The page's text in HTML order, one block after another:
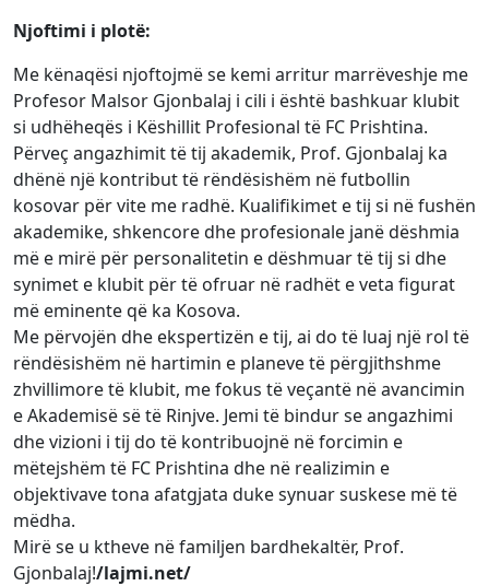
Njoftimi i plotë:
Me kënaqësi njoftojmë se kemi arritur marrëveshje me
Profesor Malsor Gjonbalaj i cili i është bashkuar klubit
si udhëheqës i Këshillit Profesional të FC Prishtina.
Përveç angazhimit të tij akademik, Prof. Gjonbalaj ka
dhënë një kontribut të rëndësishëm në futbollin
kosovar për vite me radhë. Kualifikimet e tij si në fushën
akademike, shkencore dhe profesionale janë dëshmia
më e mirë për personalitetin e dëshmuar të tij si dhe
synimet e klubit për të ofruar në radhët e veta figurat
më eminente që ka Kosova.
Me përvojën dhe ekspertizën e tij, ai do të luaj një rol të
rëndësishëm në hartimin e planeve të përgjithshme
zhvillimore të klubit, me fokus të veçantë në avancimin
e Akademisë së të Rinjve. Jemi të bindur se angazhimi
dhe vizioni i tij do të kontribuojnë në forcimin e
mëtejshëm të FC Prishtina dhe në realizimin e
objektivave tona afatgjata duke synuar suskese më të
mëdha.
Mirë se u ktheve në familjen bardhekaltër, Prof.
Gjonbalaj!/lajmi.net/